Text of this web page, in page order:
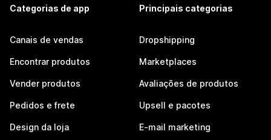
Categorias de app
Canais de vendas
Encontrar produtos
Vender produtos
Pedidos e frete
Design da loja
Principais categorias
Dropshipping
Marketplaces
Avaliações de produtos
Upsell e pacotes
E-mail marketing